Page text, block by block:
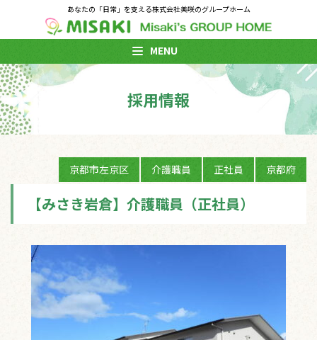
あなたの「日常」を支える株式会社美咲のグループホーム
MENU
採用情報
【みさき岩倉】介護職員（正社員）
京都市左京区 介護職員 正社員 京都府